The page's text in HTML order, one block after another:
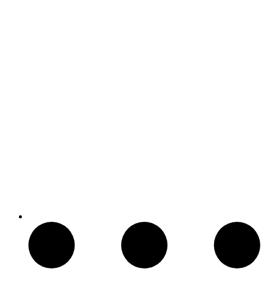
Botas de Cacería Y Militares